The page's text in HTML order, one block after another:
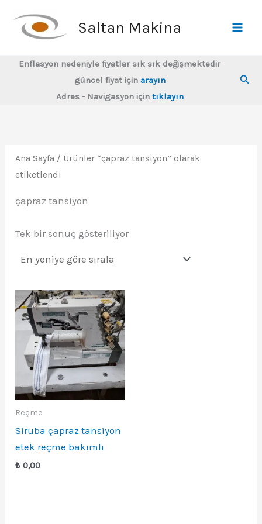
Saltan Makina
Enflasyon nedeniyle fiyatlar sık sık değişmektedir
güncel fiyat için arayın
Adres - Navigasyon için tıklayın
Ana Sayfa / Ürünler “çapraz tansiyon” olarak
etiketlendi
çapraz tansiyon
Tek bir sonuç gösteriliyor
Reçme
Siruba çapraz tansiyon
etek reçme bakımlı
₺ 0,00